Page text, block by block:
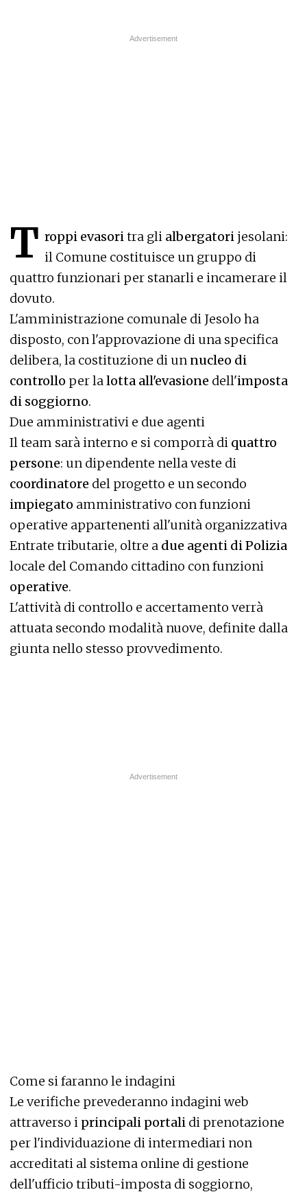
T roppi evasoritra gli albergatori jesolani:
il Comune costituisce un gruppo di
quattro funzionari per stanarli e incamerare il
dovuto.
L'amministrazione comunale di Jesolo ha
disposto, con l'approvazione di una specifica
delibera, la costituzione di un nucleo di
controllo per lalotta all'evasione dell'imposta
di soggiorno.
Due amministrativi e due agenti
Il team sarà interno e si comporrà di quattro
persone: un dipendente nella veste di
coordinatore del progetto e un secondo
impiegato amministrativo con funzioni
operative appartenenti all'unità organizzativa
Entrate tributarie, oltre a due agenti di Polizia
locale del Comando cittadino con funzioni
operative.
L'attività di controllo e accertamento verrà
attuata secondo modalità nuove, definite dalla
giunta nello stesso provvedimento.
Come si faranno le indagini
Le verifiche prevederanno indagini web
attraverso i principali portali di prenotazione
per l'individuazione di intermediari non
accreditati al sistema online di gestione
dell'ufficio tributi-imposta di soggiorno,